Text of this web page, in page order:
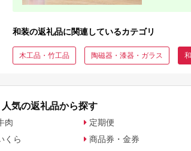
と納税 着物 ふるさと
納税 着物小物 ふるさ
FY00114
気 おすす
］
和装の返礼品に関連しているカテゴリ
木工品・竹工品 陶磁器・漆器・ガラス
人気の返礼品から探す
肉
くら
定期便
商品券・金券